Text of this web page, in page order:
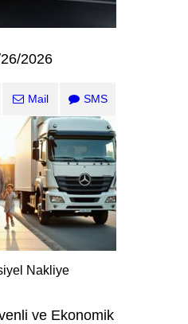
2026
Mail SMS
Nakliye
ve Ekonomik